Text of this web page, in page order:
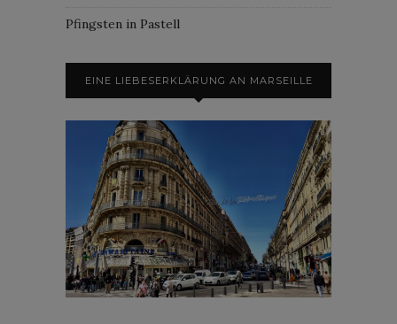
Pfingsten in Pastell
EINE LIEBESERKLÄRUNG AN MARSEILLE